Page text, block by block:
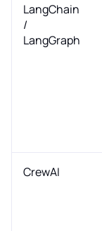
LangChain
/
LangGraph
CrewAI